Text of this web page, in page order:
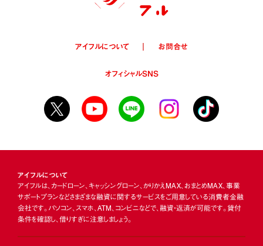
アイフルについて お問合せ
オフィシャルSNS
アイフルについて
アイフルは、カードローン、キャッシングローン、かりかえMAX、おまとめMAX、事業
サポートプランなどさまざまな融資に関するサービスをご用意している消費者金融
会社です。パソコン、スマホ、ATM、コンビニなどで、融資・返済が可能です。貸付
条件を確認し、借りすぎに注意しましょう。